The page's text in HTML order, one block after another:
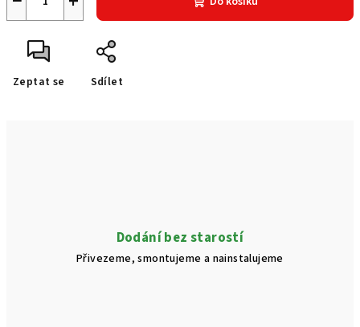
Zeptat se Sdílet
Dodání bez starostí
Přivezeme, smontujeme a nainstalujeme